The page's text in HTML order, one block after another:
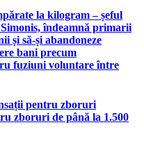
la kilogram – șeful
îndeamnă primarii
și să-și abandoneze
bani precum
fuziuni voluntare între
pentru zboruri
zboruri de până la 1.500